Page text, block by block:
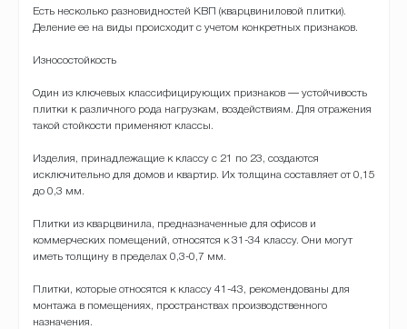
Есть несколько разновидностей КВП (кварцвиниловой плитки).
Деление ее на виды происходит с учетом конкретных признаков.
Износостойкость
Один из ключевых классифицирующих признаков — устойчивость
плитки к различного рода нагрузкам, воздействиям. Для отражения
такой стойкости применяют классы.
Изделия, принадлежащие к классу с 21 по 23, создаются
исключительно для домов и квартир. Их толщина составляет от 0,15
до 0,3 мм.
Плитки из кварцвинила, предназначенные для офисов и
коммерческих помещений, относятся к 31-34 классу. Они могут
иметь толщину в пределах 0,3-0,7 мм.
Плитки, которые относятся к классу 41-43, рекомендованы для
монтажа в помещениях, пространствах производственного
назначения.